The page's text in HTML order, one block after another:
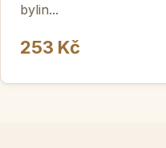
bylin...
253 Kč